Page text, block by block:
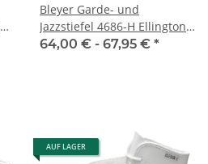
Bleyer Garde- und
Jazzstiefel 4686-H Ellington
(normalhoher Schaft)
64,00 € - 67,95 € *
AUF LAGER